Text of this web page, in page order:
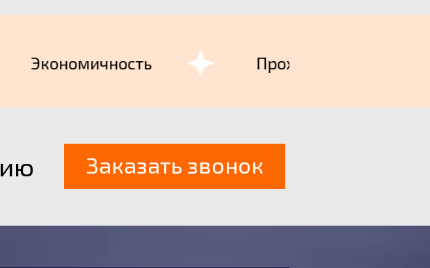
Экономичность Проходимость
Заказать звонок